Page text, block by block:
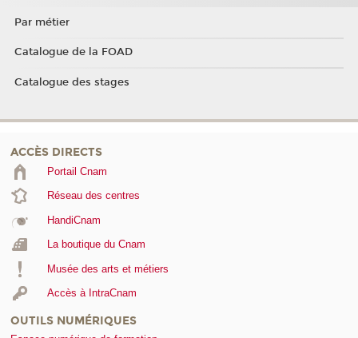
Par métier
Catalogue de la FOAD
Catalogue des stages
ACCÈS DIRECTS
Portail Cnam
Réseau des centres
HandiCnam
La boutique du Cnam
Musée des arts et métiers
Accès à IntraCnam
OUTILS NUMÉRIQUES